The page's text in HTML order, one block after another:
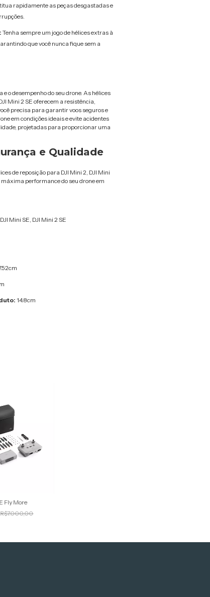
rapidamente as peças desgastadas e
Tenha sempre um jogo de hélices extras à
que você nunca fique sem a
o desempenho do seu drone. As hélices
Mini 2 SE oferecem a resistência,
precisa para garantir voos seguros e
em condições ideais e evite acidentes
projetadas para proporcionar uma
e Qualidade
de reposição para DJI Mini 2, DJI Mini
máxima performance do seu drone em
Mini SE, DJI Mini 2 SE
14.8cm
Fly More
R$7.000,00